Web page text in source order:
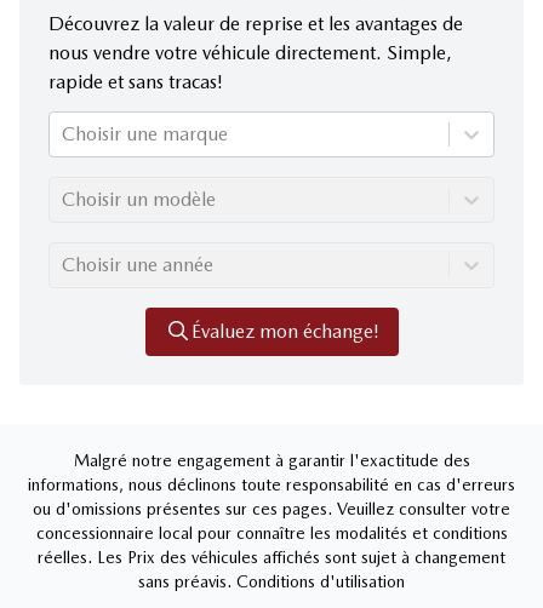
Découvrez la valeur de reprise et les avantages de
nous vendre votre véhicule directement. Simple,
rapide et sans tracas!
Choisir une marque
Choisir un modèle
Choisir une année
Évaluez mon échange!
Malgré notre engagement à garantir l'exactitude des
informations, nous déclinons toute responsabilité en cas d'erreurs
ou d'omissions présentes sur ces pages. Veuillez consulter votre
concessionnaire local pour connaître les modalités et conditions
réelles. Les Prix des véhicules affichés sont sujet à changement
sans préavis. Conditions d'utilisation